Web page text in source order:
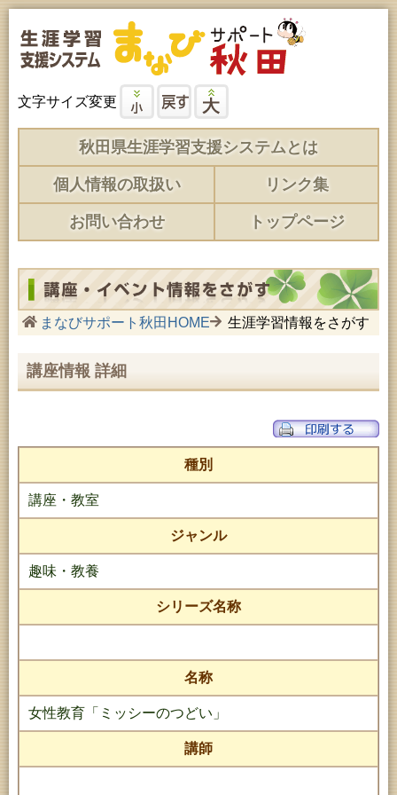
文字サイズ変更
秋田県生涯学習支援システムとは
個人情報の取扱い リンク集
お問い合わせ トップページ
まなびサポート秋田HOME 生涯学習情報をさがす
講座情報 詳細
種別
講座・教室
ジャンル
趣味・教養
シリーズ名称
名称
女性教育「ミッシーのつどい」
講師